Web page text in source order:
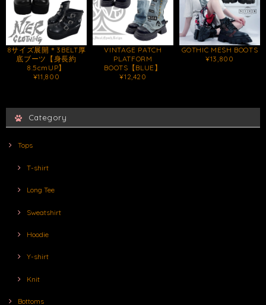
8サイズ展開＊3BELT厚
底ブーツ【身長約
8.5cmUP】
¥11,800
VINTAGE PATCH
PLATFORM
BOOTS【BLUE】
¥12,420
GOTHIC MESH BOOTS
¥13,800
Category
Tops
T-shirt
Long Tee
Sweatshirt
Hoodie
Y-shirt
Knit
Bottoms